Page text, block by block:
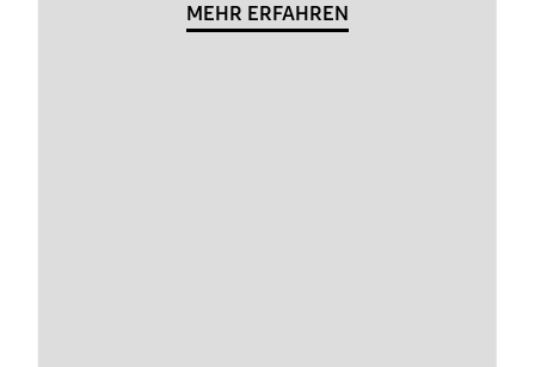
MEHR ERFAHREN